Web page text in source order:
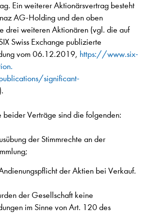
Ein weiterer Aktionärsvertrag besteht
AG-Holding und den oben
drei weiteren Aktionären (vgl. die auf
Swiss Exchange publizierte
vom 06.12.2019, https://www.six-
significant-
).
beider Verträge sind die folgenden:
der Stimmrechte an der
der Aktien bei Verkauf.
der Gesellschaft keine
im Sinne von Art. 120 des